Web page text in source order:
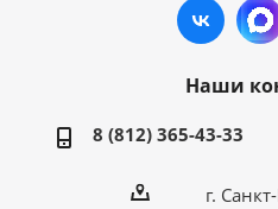
Наши
8 (812) 365-43-33
г.